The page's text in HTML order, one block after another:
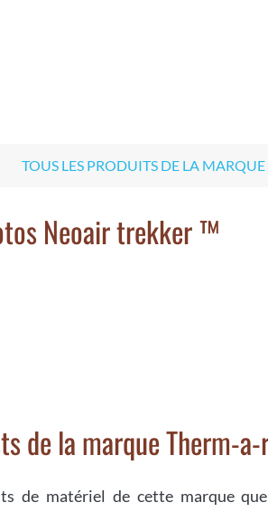
TOUS LES PRODUITS DE LA
Neoair trekker ™
de la marque Therm-
de matériel de cette marque